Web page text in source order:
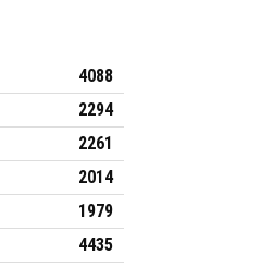
4088
2294
2261
2014
1979
4435